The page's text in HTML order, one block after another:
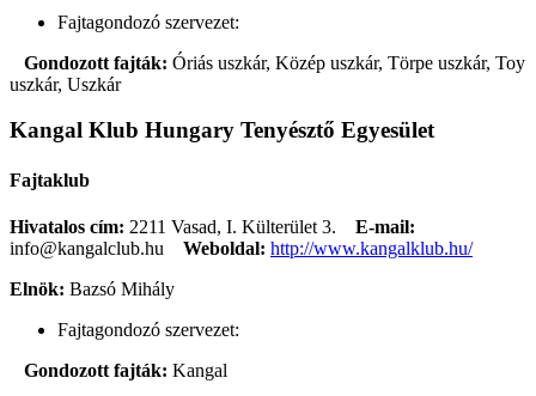
Fajtagondozó szervezet:
Gondozott fajták: Óriás uszkár, Közép uszkár, Törpe uszkár, Toy
uszkár, Uszkár
Kangal Klub Hungary Tenyésztő Egyesület
Fajtaklub
Hivatalos cím: 2211 Vasad, I. Külterület 3. E-mail:
info@kangalclub.hu
Weboldal: http://www.kangalklub.hu/
Elnök: Bazsó Mihály
Fajtagondozó szervezet:
Gondozott fajták: Kangal